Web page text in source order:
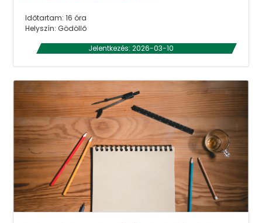
Időtartam: 16 óra
Helyszín: Gödöllő
Jelentkezés: 2026-03-10